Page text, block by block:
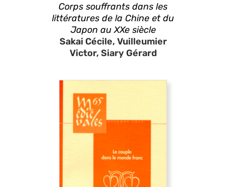
Corps souffrants dans les
littératures de la Chine et du
Japon au XXe siècle
Sakai Cécile, Vuilleumier
Victor, Siary Gérard